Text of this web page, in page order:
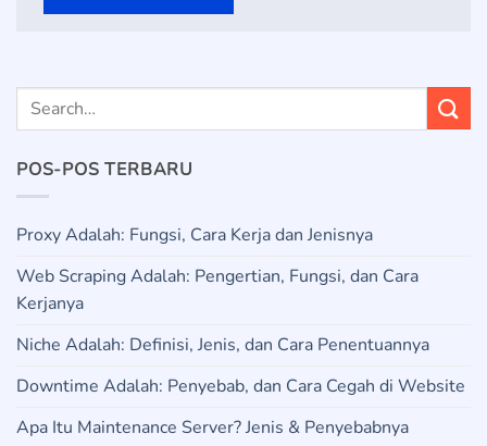
POS-POS TERBARU
Proxy Adalah: Fungsi, Cara Kerja dan Jenisnya
Web Scraping Adalah: Pengertian, Fungsi, dan Cara
Kerjanya
Niche Adalah: Definisi, Jenis, dan Cara Penentuannya
Downtime Adalah: Penyebab, dan Cara Cegah di Website
Apa Itu Maintenance Server? Jenis & Penyebabnya